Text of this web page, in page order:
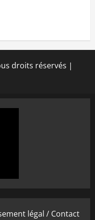
droits réservés |
légal / Contact